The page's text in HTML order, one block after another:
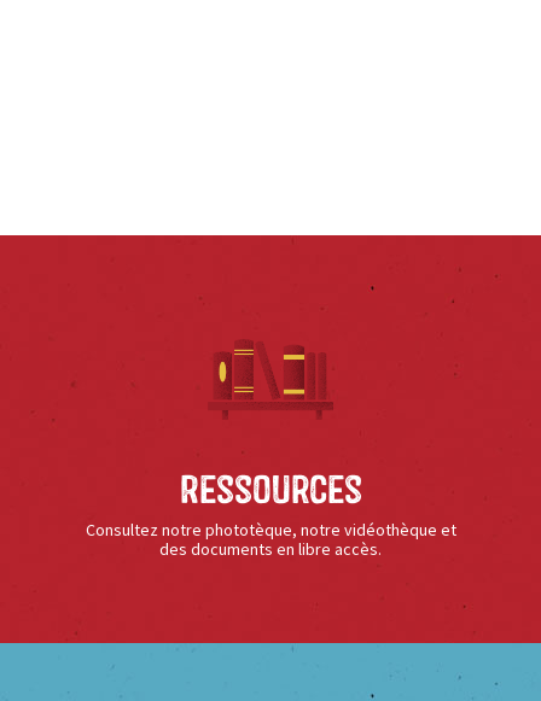
Ressources
Consultez notre phototèque, notre vidéothèque et
des documents en libre accès.